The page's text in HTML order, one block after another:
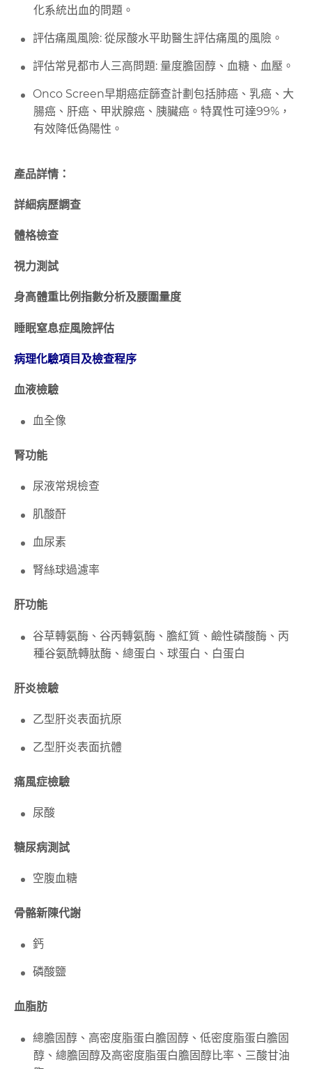
化系統出血的問題。
評估痛風風險: 從尿酸水平助醫生評估痛風的風險。
評估常見都市人三高問題: 量度膽固醇、血糖、血壓。
Onco Screen早期癌症篩查計劃包括肺癌、乳癌、大
腸癌、肝癌、甲狀腺癌、胰臟癌。特異性可達99%，
有效降低偽陽性。
產品詳情：
詳細病歷調查
體格檢查
視力測試
身高體重比例指數分析及腰圍量度
睡眠窒息症風險評估
病理化驗項目及檢查程序
血液檢驗
血全像
腎功能
尿液常規檢查
肌酸酐
血尿素
腎絲球過濾率
肝功能
谷草轉氨酶、谷丙轉氨酶、膽紅質、鹼性磷酸酶、丙
種谷氨酰轉肽酶、總蛋白、球蛋白、白蛋白
肝炎檢驗
乙型肝炎表面抗原
乙型肝炎表面抗體
痛風症檢驗
尿酸
糖尿病測試
空腹血糖
骨骼新陳代謝
鈣
磷酸鹽
血脂肪
總膽固醇、高密度脂蛋白膽固醇、低密度脂蛋白膽固
醇、總膽固醇及高密度脂蛋白膽固醇比率、三酸甘油